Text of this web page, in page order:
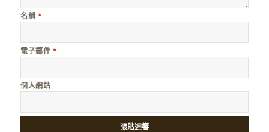
名稱 *
電子郵件 *
個人網站